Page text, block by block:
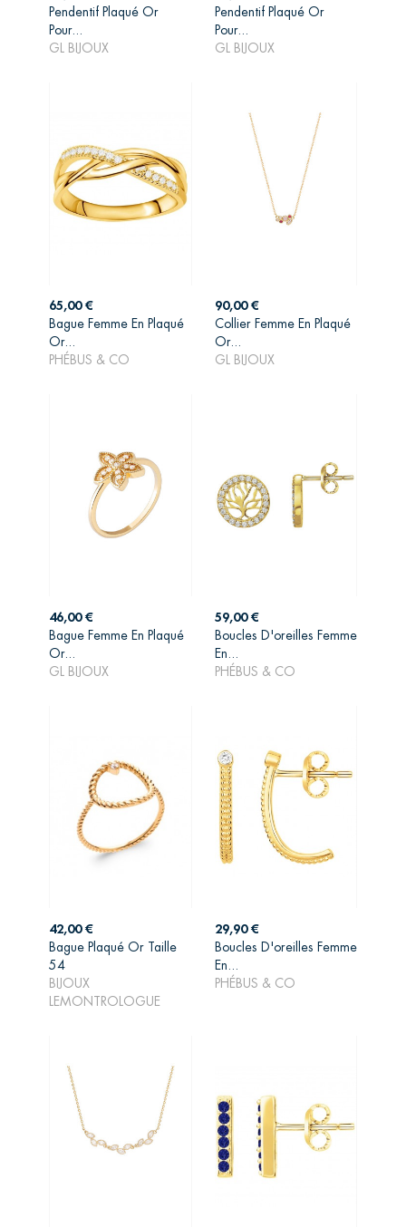
Pendentif Plaqué Or
Pour...
GL BIJOUX
AJOUTER AU
Pendentif Plaqué Or
Pour...
GL BIJOUX
AJOUTER AU
Prix
65,00 €
Bague Femme En Plaqué
Or...
PHÉBUS & CO
AJOUTER AU
Prix
90,00 €
Collier Femme En Plaqué
Or...
GL BIJOUX
AJOUTER AU
Prix
46,00 €
Bague Femme En Plaqué
Or...
GL BIJOUX
AJOUTER AU
Prix
59,00 €
Boucles D'oreilles Femme
En...
PHÉBUS & CO
AJOUTER AU
Prix
42,00 €
Bague Plaqué Or Taille
54
BIJOUX
LEMONTROLOGUE
Prix
29,90 €
Boucles D'oreilles Femme
En...
PHÉBUS & CO
PANIER